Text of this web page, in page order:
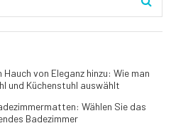
Hauch von Eleganz hinzu: Wie man
und Küchenstuhl auswählt
Wählen Sie das
Badezimmer